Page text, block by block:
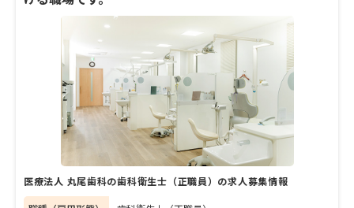
より安心し、リラックスして治療に臨めるよ
うに注力している。「患者さんも私たちも楽
しく、笑顔の生まれる場所にできたら」と話
す大西院長に、開院に際しての思いや今後の
展望について、たっぷりと話してもらった。
医療法人 丸尾歯科の歯科衛生士（正職員）の求人募集情報